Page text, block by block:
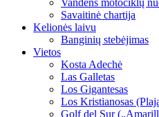
Vandens motociklų
Savaitinė chartija
Kelionės laivu
Banginių stebėjimas
Vietos
Kosta Adechė
Las Galletas
Los Gigantesas
Los Kristianosas
Golf del Sur